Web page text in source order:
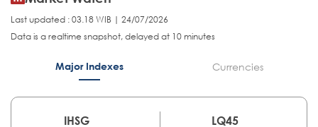
Last updated : 03.18 WIB | 24/07/2026
Data is a realtime snapshot, delayed at 10 minutes
Major Indexes Currencies
IHSG
LQ45